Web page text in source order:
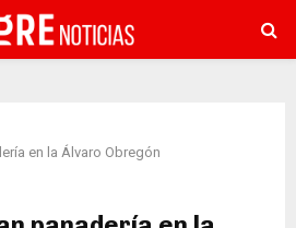
en la Álvaro Obregón